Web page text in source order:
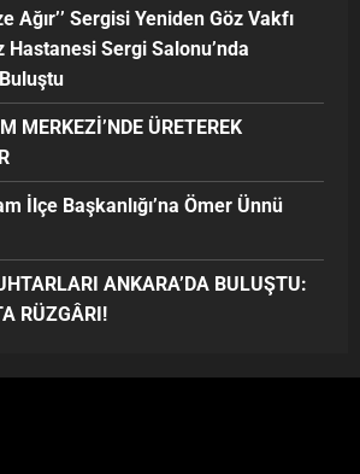
Ağır’’ Sergisi Yeniden Göz Vakfı
Hastanesi Sergi Salonu’nda
MERKEZİ’NDE ÜRETEREK
İlçe Başkanlığı’na Ömer Ünnü
ANKARA’DA BULUŞTU:
RÜZGÂRI!